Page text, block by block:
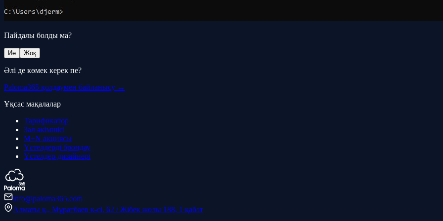
Пайдалы болды ма?
Иә Жоқ
Әлі де көмек керек пе?
Paloma365 қолдаумен байланысу →
Ұқсас мақалалар
Тарификатор
Зал әкімшісі
M+N акциясы
Үстелдерді брондау
Үстелдер дизайнері
info@paloma365.com
Алматы қ., Мұратбаев к-сі, 62 / Жібек жолы 188, 1 қабат